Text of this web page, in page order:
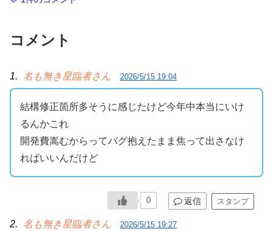
コメント
1. 名も無き星臨者さん 2026/5/15 19:04
結構修正箇所多そうに感じたけど今年中本当にいけ
るんかこれ
開発費嵩むからってバグ抱えたまま焦って出さなけ
ればいいんだけど
0 返信 スタンプ
2. 名も無き星臨者さん 2026/5/15 19:27